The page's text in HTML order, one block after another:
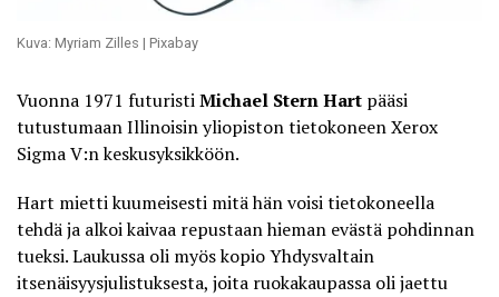
Kuva: Myriam Zilles | Pixabay
Vuonna 1971 futuristiMichael Stern Hart pääsi
tutustumaan Illinoisin yliopiston tietokoneenXerox
Sigma V:n keskusyksikköön.
Hart mietti kuumeisesti mitä hän voisi tietokoneella
tehdä ja alkoi kaivaa repustaan hieman evästä pohdinnan
tueksi. Laukussa oli myös kopio Yhdysvaltain
itsenäisyysjulistuksesta, joita ruokakaupassa oli jaettu